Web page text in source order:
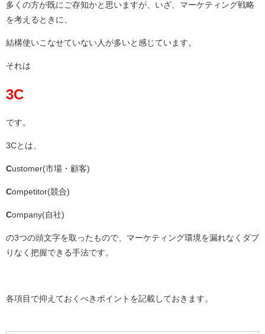
多くの方が既にご存知かと思いますが、いざ、マーケティング戦略
を考えるときに、
結構使いこなせていない人が多いと感じています。
それは
3C
です。
3Cとは、
Customer(市場・顧客)
Competitor(競合)
Company(自社)
の3つの頭文字を取ったもので、マーケティング環境を漏れなくダブ
りなく把握できる手法です。
各項目で抑えておくべきポイントを記載しておきます。